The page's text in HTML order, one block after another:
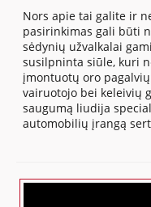
Nors apie tai galite ir
pasirinkimas gali būti
sėdynių užvalkalai
susilpninta siūle, kuri
įmontuotų oro
vairuotojo bei keleivių
saugumą liudija
automobilių įrangą